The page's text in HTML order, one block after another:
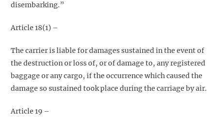
disembarking.”
Article 18(1) –
The carrier is liable for damages sustained in the event of
the destruction or loss of, or of damage to, any registered
baggage or any cargo, if the occurrence which caused the
damage so sustained took place during the carriage by air.
Article 19 –